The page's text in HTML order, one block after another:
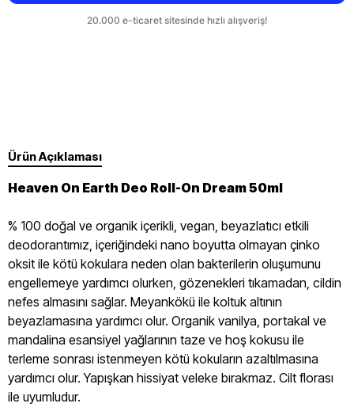
Ürün Açıklaması
Heaven On Earth Deo Roll-On Dream 50ml
% 100 doğal ve organik içerikli, vegan, beyazlatıcı etkili
deodorantımız, içeriğindeki nano boyutta olmayan çinko
oksit ile kötü kokulara neden olan bakterilerin oluşumunu
engellemeye yardımcı olurken, gözenekleri tıkamadan, cildin
nefes almasını sağlar. Meyankökü ile koltuk altının
beyazlamasına yardımcı olur. Organik vanilya, portakal ve
mandalina esansiyel yağlarının taze ve hoş kokusu ile
terleme sonrası istenmeyen kötü kokuların azaltılmasına
yardımcı olur. Yapışkan hissiyat veleke bırakmaz. Cilt florası
ile uyumludur.